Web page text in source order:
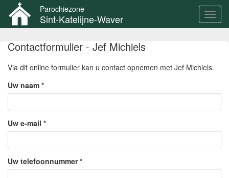
gaan
Parochiezone
Sint-Katelijne-Waver
Contactformulier - Jef Michiels
Via dit online formulier kan u contact opnemen met Jef Michiels.
Uw naam *
Uw e-mail *
Uw telefoonnummer*